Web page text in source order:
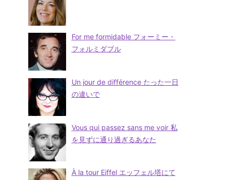
For me formidable フォーミー・
フォルミダブル
Un jour de différence たった一日
の違いで
Vous qui passez sans me voir 私
を見ずに通り過ぎるあなた
À la tour Eiffel エッフェル塔にて